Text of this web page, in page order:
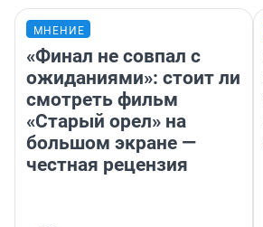
МНЕНИЕ
«Финал не совпал с
ожиданиями»: стоит ли
смотреть фильм
«Старый орел» на
большом экране —
честная рецензия